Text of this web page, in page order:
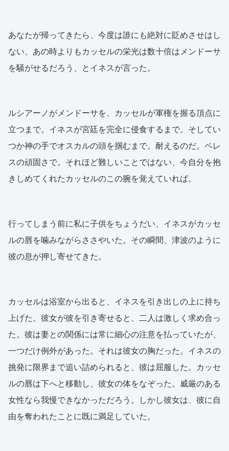
あなたが帰ってきたら、今度は誰にも絶対に貶めさせはし
ない、あの時よりもカッセルの栄光は数十倍はメンドーサ
を騒がせるだろう、とイネスが言った。
ルシアーノがメンドーサを、カッセルが軍権を握る頂点に
立つまで。イネスが宮廷を完全に侵食するまで。そしてい
つか神の手でオスカルの頭を掴むまで。耐えるのだ。ペレ
スの頑固さで。それほど難しいことではない、今自分を抱
きしめてくれたカッセルのこの腕を覚えていれば。
行ってしまう前に私に子供をちょうだい、イネスがカッセ
ルの唇を噛みながらささやいた。その瞬間、津波のように
彼の息が押し寄せてきた。
カッセルは浴室から出ると、イネスを引き出しの上に持ち
上げた。彼女が彼を引き寄せると、二人は激しく求め合っ
た。彼は妻との関係には常に細心の注意を払っていたが、
一つだけ例外があった。それは彼女の胸だった。イネスの
挑発に限界まで追い詰められると、彼は屈服した。カッセ
ルの唇は下へと移動し、彼女の体をなぞった。威厳のある
女性なら我慢できなかっただろう。しかし彼女は、彼に自
由を奪われたことに既に満足していた。